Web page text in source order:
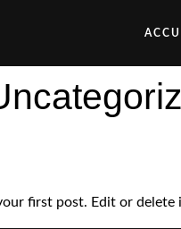
first post. Edit or